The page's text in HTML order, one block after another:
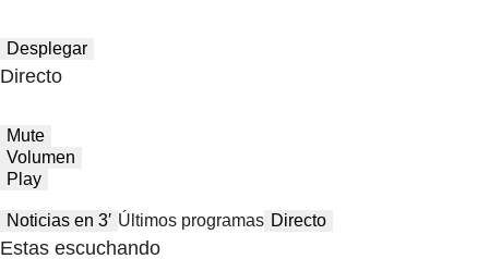
Desplegar
Directo
Mute
Volumen
Play
Noticias en 3′ Últimos programas Directo
Estas escuchando